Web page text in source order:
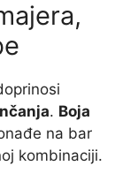
. Boja
na bar
kombinaciji.